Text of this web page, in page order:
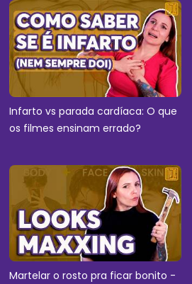
Infarto vs parada cardíaca: O que
os filmes ensinam errado?
Martelar o rosto pra ficar bonito -